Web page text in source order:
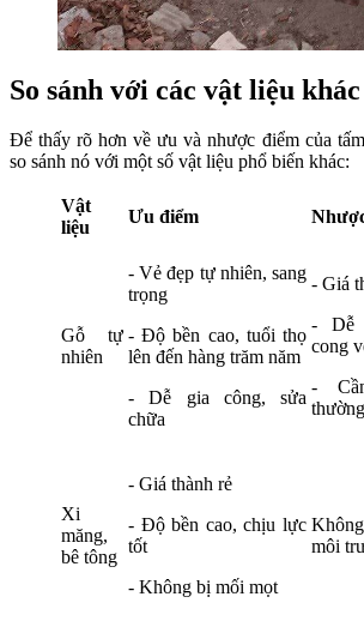
So sánh với các vật liệu khác
Để thấy rõ hơn về ưu và nhược điểm của
so sánh nó với một số vật liệu phổ biến khác:
Vật
liệu
Ưu điểm
Gỗ tự
nhiên
- Vẻ đẹp tự nhiên, sang
trọng
- Độ bền cao, tuổi thọ
lên đến hàng trăm năm
- Dễ gia công, sửa
chữa
- Giá
- Dễ
cong
-
Xi
măng,
bê tông
- Giá thành rẻ
- Độ bền cao, chịu lực
tốt
- Không bị mối mọt
môi